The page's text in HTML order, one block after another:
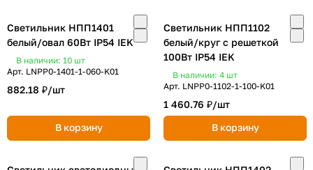
Светильник НПП1401
белый/овал 60Вт IP54 IEK
В наличии: 10 шт
Арт. LNPP0-1401-1-060-K01
882.18 ₽/шт
В корзину
Светильник НПП1102
белый/круг с решеткой
100Вт IP54 IEK
В наличии: 4 шт
Арт. LNPP0-1102-1-100-K01
1 460.76 ₽/шт
В корзину